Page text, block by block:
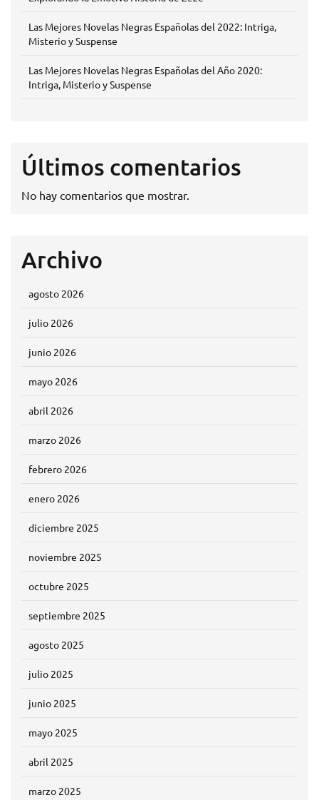
Las Mejores Novelas Negras Españolas del 2022: Intriga,
Misterio y Suspense
Las Mejores Novelas Negras Españolas del Año 2020:
Intriga, Misterio y Suspense
Últimos comentarios
No hay comentarios que mostrar.
Archivo
agosto 2026
julio 2026
junio 2026
mayo 2026
abril 2026
marzo 2026
febrero 2026
enero 2026
diciembre 2025
noviembre 2025
octubre 2025
septiembre 2025
agosto 2025
julio 2025
junio 2025
mayo 2025
abril 2025
marzo 2025